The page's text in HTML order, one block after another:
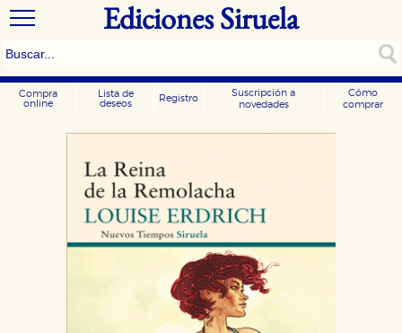
Ediciones Siruela
Compra
online
Lista de
deseos
Registro
Suscripción a
novedades
Cómo
comprar